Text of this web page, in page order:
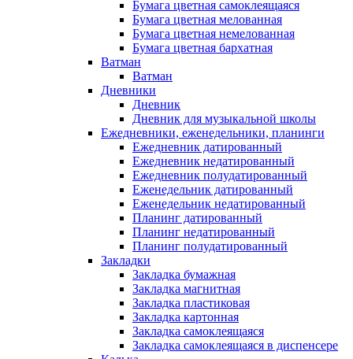
Бумага цветная самоклеящаяся
Бумага цветная мелованная
Бумага цветная немелованная
Бумага цветная бархатная
Ватман
Ватман
Дневники
Дневник
Дневник для музыкальной школы
Ежедневники, еженедельники, планинги
Ежедневник датированный
Ежедневник недатированный
Ежедневник полудатированный
Еженедельник датированный
Еженедельник недатированный
Планинг датированный
Планинг недатированный
Планинг полудатированный
Закладки
Закладка бумажная
Закладка магнитная
Закладка пластиковая
Закладка картонная
Закладка самоклеящаяся
Закладка самоклеящаяся в диспенсере